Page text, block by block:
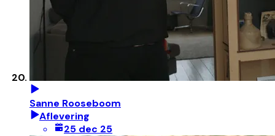
Sanne Rooseboom
Aflevering
25 dec 25